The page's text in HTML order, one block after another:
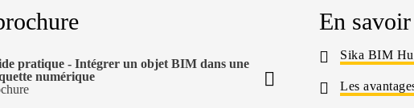
pratique - Intégrer un objet BIM dans une
numérique
En
Sika BIM
Les